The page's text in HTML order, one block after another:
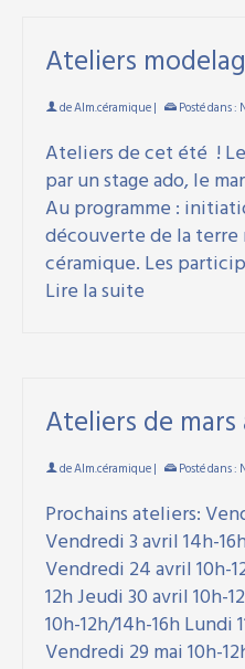
Ateliers
deAlm.céramique| Posté dans :
Ateliers de cet été !
par un stage ado, le
Au programme :
découverte de la
céramique. Les
Lire la suite
Ateliers de mars
deAlm.céramique| Posté dans :
Prochains ateliers:
Vendredi 3 avril 14h-
Vendredi 24 avril 10h-
12h Jeudi 30 avril 10h-
10h-12h/14h-16h Lundi
Vendredi 29 mai 10h-